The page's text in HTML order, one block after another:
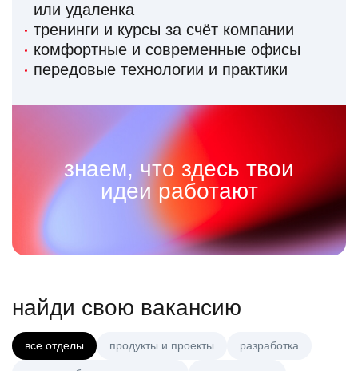
или удаленка
тренинги и курсы за счёт компании
комфортные и современные офисы
передовые технологии и практики
знаем, что здесь твои
идеи работают
найди свою вакансию
все отделы продукты и проекты разработка